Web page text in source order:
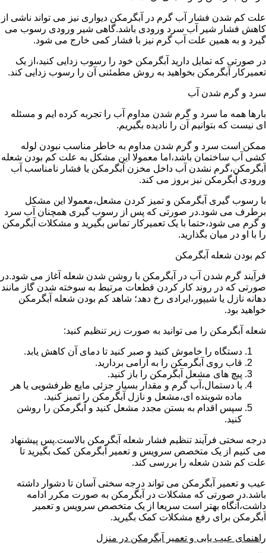
علت کم شدن فشار آب گرم در آبگرمکن دیواری نیز می تواند ناشی از
کاهش فشار شیر آب سرد ورودی باشد.گاهی شیر ورودی رسوب می
گیرد و به همین علت آب گرم نیز با فشار کمی خارج می شود.
در صورتی که تمایل دارید آبگرمکن خود را رسوب زدایی کنید،از یک
تعمیرکار آبگرمکن بخواهید به روش مطمئنی آن را رسوب زدایی کند.
سرد و گرم شدن آب
بارها همه ما سرد و گرم شدن مداوم آب را تجربه کرده ایم و مسئله
ای نیست که بتوانیم آن را نادیده بگیریم.
ممکن است سرد و گرم شدن مداوم به خاطر مناسب نبودن لوله
کشی آب ساختمان باشد،اما معمولا این مشکل به علت کم بودن شعله
آبگرمکن،گرم نشدن آب داخل مخزن آبگرمکن یا فشار نامناسب آب
ورودی آبگرمکن نیز بروز می کند.
با رسوب گیری آبگرمکن و تمیز کردن مشعل،معمولا این مشکل
برطرف می شود.در صورتی که پس از رسوب گیری همچنان آب سرد
و گرم می شود،حتما با یک تعمیرکار تماس بگیرید و مشکلات آبگرمکن
را با او در میان بگذارید.
کم بودن شعله آبگرمکن
فرآیند گرم شدن آب در آبگرمکن با روشن شدن شعله آغاز می شود.در
صورتی که در روند کار کردن قطعات مرتبط به سوخته شدن گاز مانند
دهانه نازل یا شیپور،ایرادی رخ دهد؛ شاهد کم بودن شعله آبگرمکن
خواهید بود.
شعله آبگرمکن را می توانید به صورت زیر تنظیم کنید:
دستگاه را خاموش کنید و صبر کنید تا دمای آن کاهش یابد.
قاب روی آبگرمکن را به آرامی بردارید.
پیچ های مشعل آبگرمکن را باز کنید.
با دستمال،آب گرم و مقدار بسیار جزئی مایع ظرفشویی یا هر
ماده شوینده ای،مشعل و نازل آبگرمکن را تمیز کنید.
سپس اقدام به بستن مجدد مشعل کنید و آبگرمکن را روشن
کنید.
درجه سختی فرآیند تنظیم فشار شعله آبگرمکن بالاست.پس پیشنهاد
می کنیم از یک متخصص سرویس و تعمیر آبگرمکن کمک بگیرید تا
علت کم شدن شعله را بررسی کند.
عیب و تعمیر آبگرمکن می تواند درجه سختی آسان تا دشوار داشته
باشد.در صورتی که مشکلات در آبگرمکن به صورت مکرر ادامه
داشت،آنگاه بهتر است سریعا از یک متخصص سرویس و تعمیر
آبگرمکن برای رفع مشکلات کمک بگیرید.
راهنمای عیب یابی و تعمیر آبگرمکن در منزل